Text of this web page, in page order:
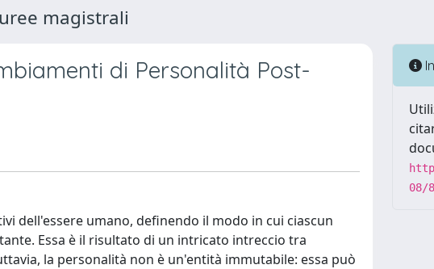
magistrali
di Personalità Post-
dell'essere umano, definendo il modo in cui ciascun
Essa è il risultato di un intricato intreccio tra
la personalità non è un'entità immutabile: essa può
08/